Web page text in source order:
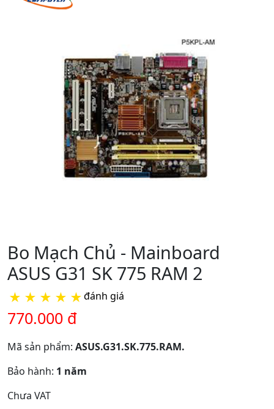
Bo Mạch Chủ - Mainboard
ASUS G31 SK 775 RAM 2
★ ★ ★ ★ ★đánh giá
770.000 đ
Mã sản phẩm: ASUS.G31.SK.775.RAM.
Bảo hành: 1 năm
Chưa VAT